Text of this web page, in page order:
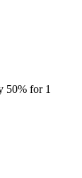
50% for 1